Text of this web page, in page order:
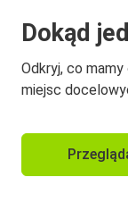
West Palm
Orlando, FL
Orlando, FL
Dokąd
Odkryj, co
miejsc